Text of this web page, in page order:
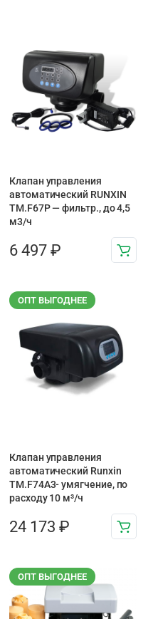
Клапан управления
автоматический RUNXIN
TM.F67P — фильтр., до 4,5
м3/ч
6 497 ₽
ОПТ ВЫГОДНЕЕ
Клапан управления
автоматический Runxin
TM.F74A3- умягчение, по
расходу 10 м³/ч
24 173 ₽
ОПТ ВЫГОДНЕЕ